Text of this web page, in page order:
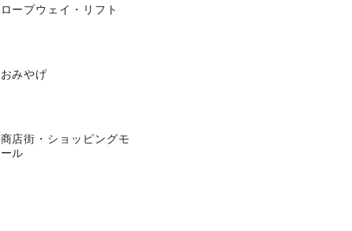
ロープウェイ・リフト
おみやげ
商店街・ショッピングモ
ール